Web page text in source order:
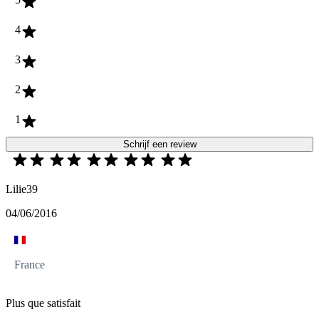
4
3
2
1
Schrijf een review
Lilie39
04/06/2016
France
Plus que satisfait